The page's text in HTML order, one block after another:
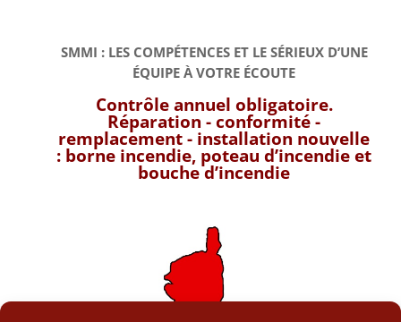
SMMI : LES COMPÉTENCES ET LE SÉRIEUX D’UNE
ÉQUIPE À VOTRE ÉCOUTE
Contrôle annuel obligatoire.
Réparation - conformité -
remplacement - installation nouvelle
: borne incendie, poteau d’incendie et
bouche d’incendie